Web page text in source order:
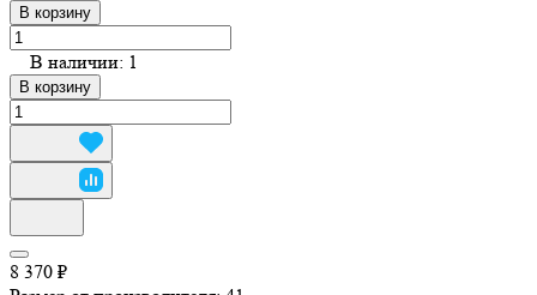
В корзину
В наличии: 1
В корзину
8 370 ₽